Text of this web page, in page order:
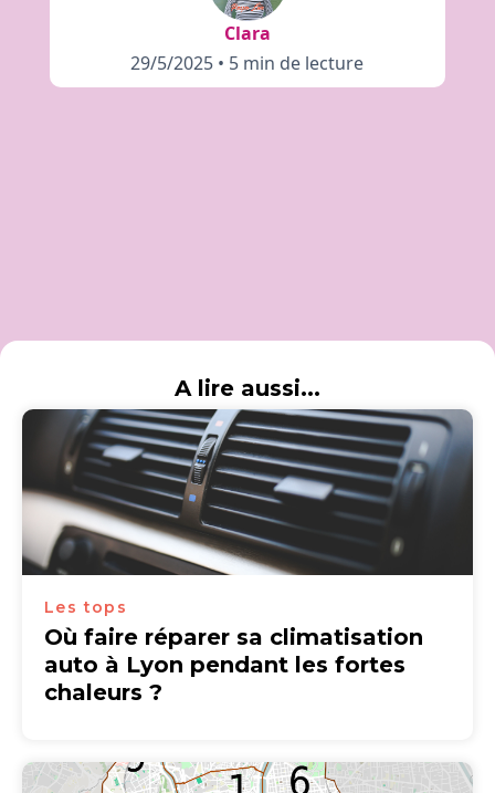
Clara
29/5/2025 • 5 min de lecture
A lire aussi...
Les tops
Où faire réparer sa climatisation
auto à Lyon pendant les fortes
chaleurs ?